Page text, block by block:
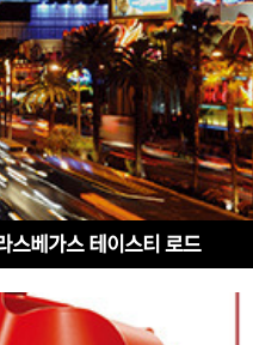
스베가스 테이스티 로드